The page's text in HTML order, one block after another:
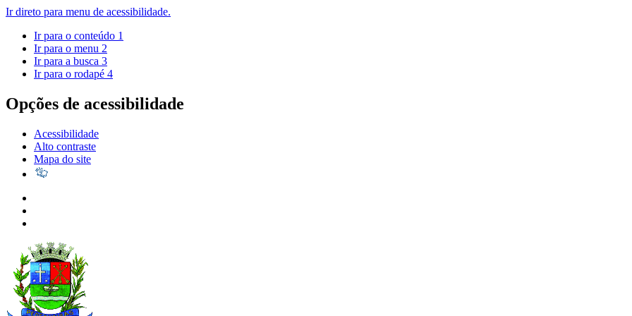
Ir direto para menu de acessibilidade.
Ir para o conteúdo 1
Ir para o menu 2
Ir para a busca 3
Ir para o rodapé 4
Opções de acessibilidade
Acessibilidade
Alto contraste
Mapa do site